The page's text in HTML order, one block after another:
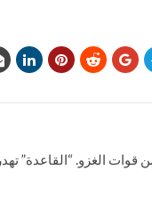
الغزو. “القاعدة”